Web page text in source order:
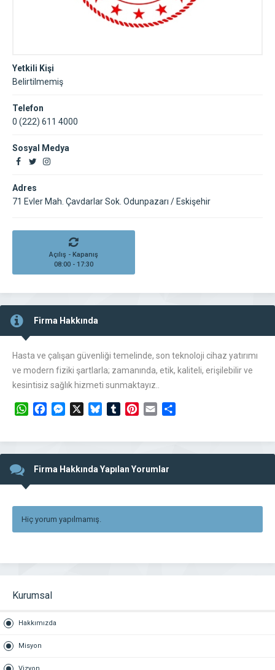
Yetkili Kişi
Belirtilmemiş
Telefon
0 (222) 611 4000
Sosyal Medya
Adres
71 Evler Mah. Çavdarlar Sok. Odunpazarı / Eskişehir
Açılış - Kapanış
08:00 - 17:30
Firma Hakkında
Hasta ve çalışan güvenliği temelinde, son teknoloji cihaz yatırımı
ve modern fiziki şartlarla; zamanında, etik, kaliteli, erişilebilir ve
kesintisiz sağlık hizmeti sunmaktayız..
WhatsAppFacebookMessengerBlueskyTumblrPinterest
Email
Firma Hakkında Yapılan Yorumlar
Hiç yorum yapılmamış.
Kurumsal
Hakkımızda
Misyon